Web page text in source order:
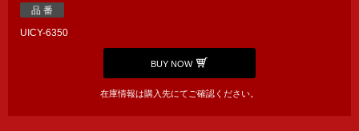
品 番
UICY-6350
BUY NOW
在庫情報は購入先にてご確認ください。